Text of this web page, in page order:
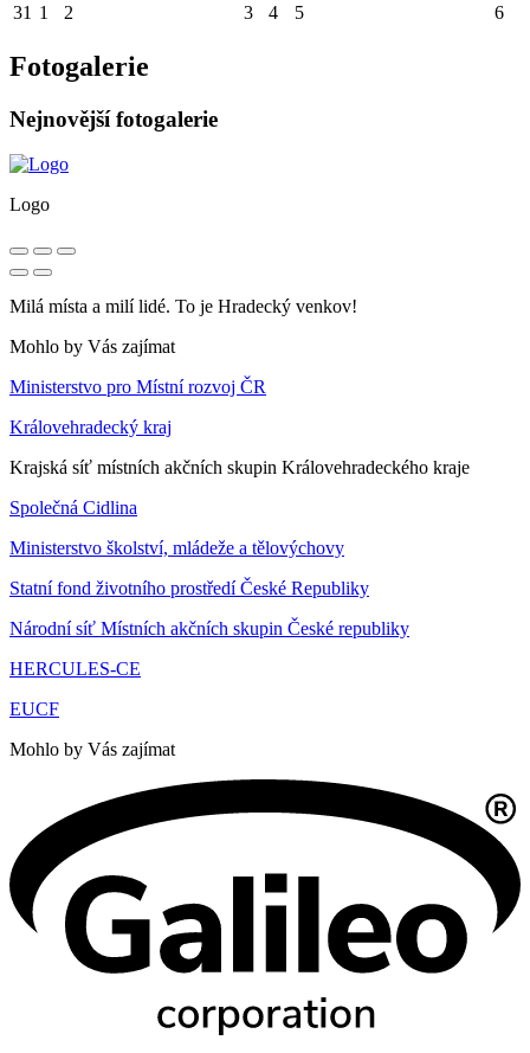
31 1 2 3 4 5 6
Fotogalerie
Nejnovější fotogalerie
Logo
Milá místa a milí lidé. To je Hradecký venkov!
Mohlo by Vás zajímat
Ministerstvo pro Místní rozvoj ČR
Královehradecký kraj
Krajská síť místních akčních skupin Královehradeckého kraje
Společná Cidlina
Ministerstvo školství, mládeže a tělovýchovy
Statní fond životního prostředí České Republiky
Národní síť Místních akčních skupin České republiky
HERCULES-CE
EUCF
Mohlo by Vás zajímat